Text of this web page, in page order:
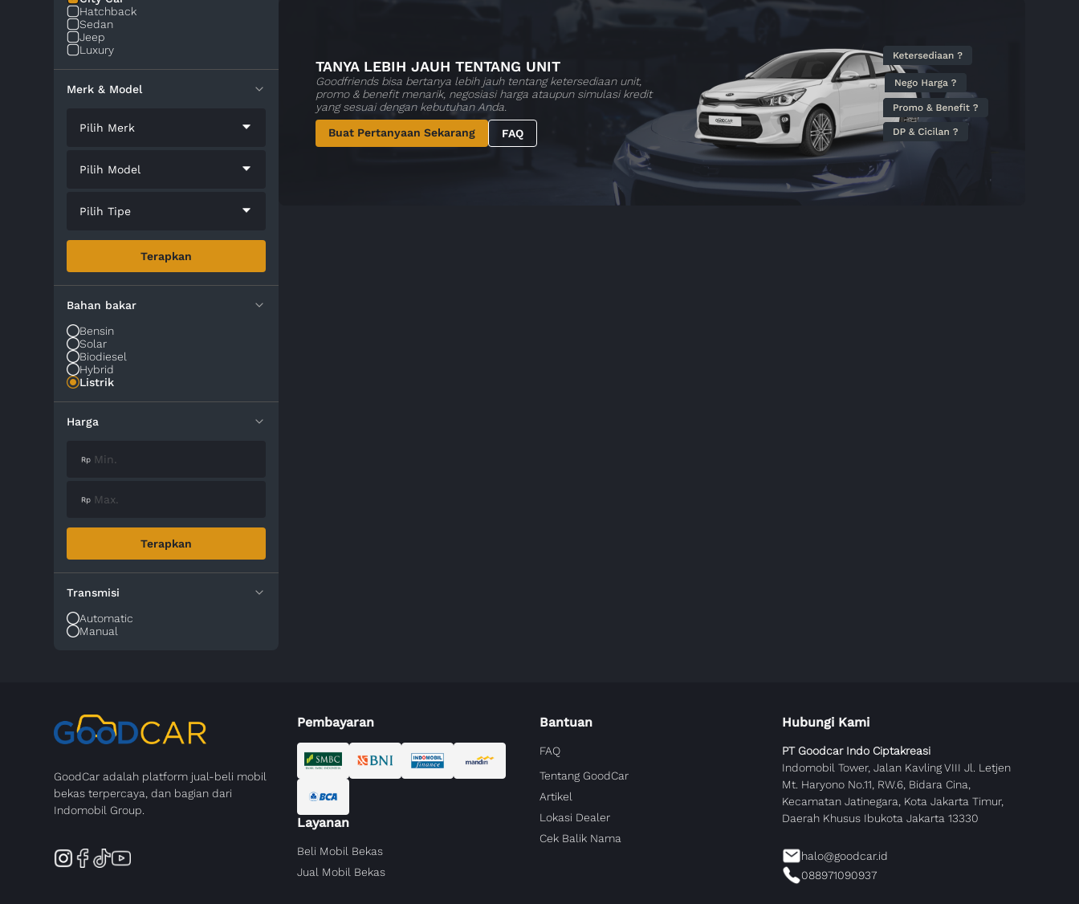
Hatchback
Sedan
Jeep
Luxury
Merk & Model
Pilih Merk
Pilih Model
Pilih Tipe
Terapkan
Bahan bakar
Bensin
Solar
Biodiesel
Hybrid
Listrik
Harga
Terapkan
Transmisi
Automatic
Manual
TANYA LEBIH JAUH TENTANG UNIT
Goodfriends bisa bertanya lebih jauh tentang ketersediaan unit,
promo & benefit menarik, negosiasi harga ataupun simulasi kredit
yang sesuai dengan kebutuhan Anda.
Buat Pertanyaan Sekarang
FAQ
GoodCar adalah platform jual-beli mobil
bekas terpercaya, dan bagian dari
Indomobil Group.
Pembayaran
Layanan
Beli Mobil Bekas
Jual Mobil Bekas
Bantuan
FAQ
Tentang GoodCar
Artikel
Lokasi Dealer
Cek Balik Nama
Hubungi Kami
PT Goodcar Indo Ciptakreasi
Indomobil Tower, Jalan Kavling VIII Jl. Letjen
Mt. Haryono No.11, RW.6, Bidara Cina,
Kecamatan Jatinegara, Kota Jakarta Timur,
Daerah Khusus Ibukota Jakarta 13330
halo@goodcar.id
088971090937